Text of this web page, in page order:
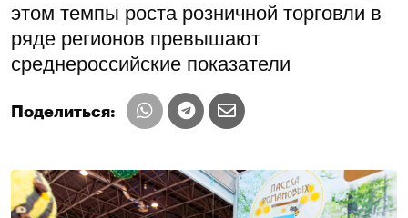
этом темпы роста розничной торговли в
ряде регионов превышают
среднероссийские показатели
Поделиться: